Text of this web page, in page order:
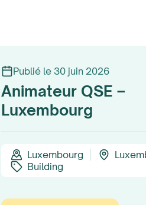
Publié le 30 juin 2026
Animateur QSE –
Luxembourg
Luxembourg
Building